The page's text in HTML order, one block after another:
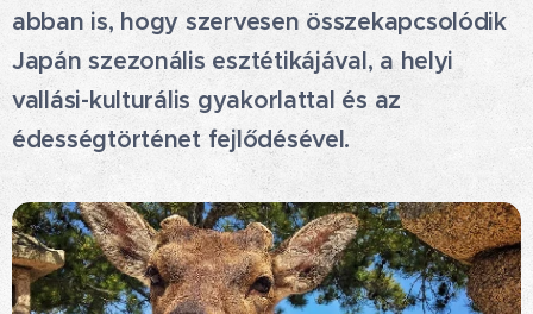
abban is, hogy szervesen összekapcsolódik
Japán szezonális esztétikájával, a helyi
vallási-kulturális gyakorlattal és az
édességtörténet fejlődésével.🤗